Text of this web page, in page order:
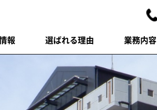
報 選ばれる理由 業務内容